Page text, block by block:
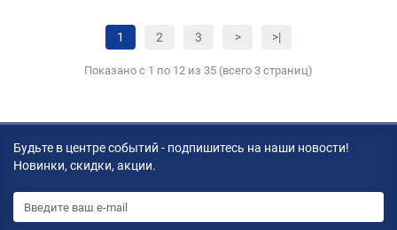
1 2 3 > >|
Показано с 1 по 12 из 35 (всего 3 страниц)
Будьте в центре событий - подпишитесь на наши новости!
Новинки, скидки, акции.